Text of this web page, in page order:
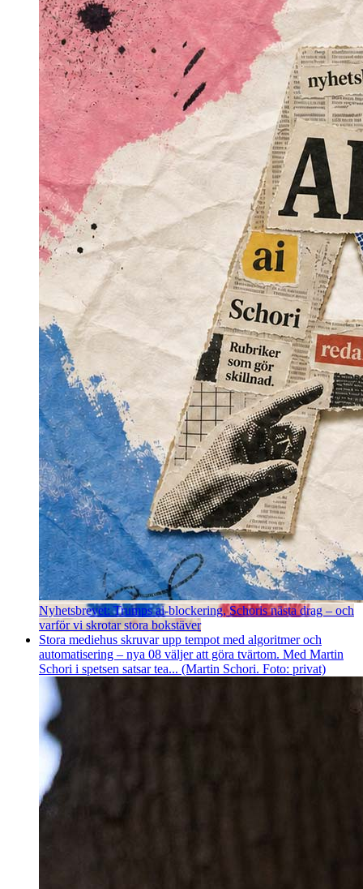
Nyhetsbrevet: Trumps ai-blockering, Schoris nästa drag – och
varför vi skrotar stora bokstäver
Stora mediehus skruvar upp tempot med algoritmer och
automatisering – nya 08 väljer att göra tvärtom. Med Martin
Schori i spetsen satsar tea... (Martin Schori. Foto: privat)